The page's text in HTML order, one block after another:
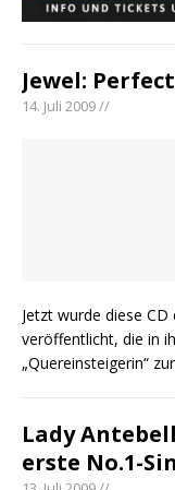
Jewel:
14. Juli 2009 //
Jetzt wurde diese
veröffentlicht, die in
„Quereinsteigerin“
Lady
erste No.1-